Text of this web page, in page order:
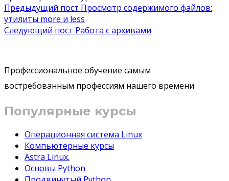
Навигация
по
записям
Предыдущий пост Просмотр содержимого файлов:
утилиты more и less
Следующий пост Работа с архивами
Профессиональное обучение самым
востребованным профессиям нашего времени
Популярные курсы
Операционная система Linux
Компьютерные курсы
Astra Linux.
Основы Python